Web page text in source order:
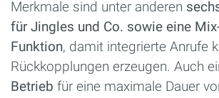
Merkmale sind unter anderen
für Jingles und Co. sowie eine
Funktion, damit integrierte Anrufe
Rückkopplungen erzeugen. Auch
Betrieb für eine maximale Dauer